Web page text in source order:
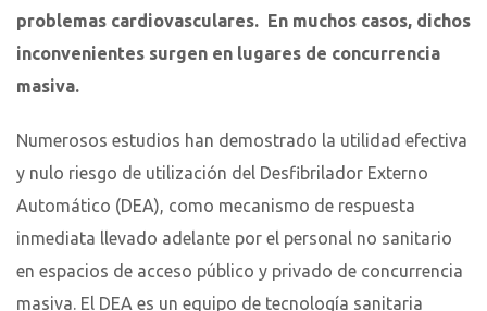
problemas cardiovasculares. En muchos casos, dichos
inconvenientes surgen en lugares de concurrencia
masiva.
Numerosos estudios han demostrado la utilidad efectiva
y nulo riesgo de utilización del Desfibrilador Externo
Automático (DEA), como mecanismo de respuesta
inmediata llevado adelante por el personal no sanitario
en espacios de acceso público y privado de concurrencia
masiva. El DEA es un equipo de tecnología sanitaria